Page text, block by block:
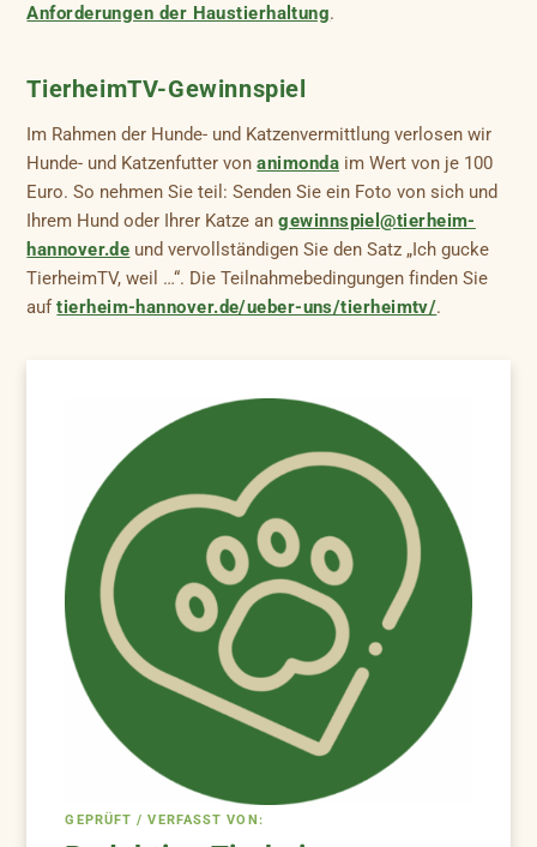
Anforderungen der Haustierhaltung.
TierheimTV-Gewinnspiel
Im Rahmen der Hunde- und Katzenvermittlung verlosen wir
Hunde- und Katzenfutter vonanimonda im Wert von je 100
Euro. So nehmen Sie teil: Senden Sie ein Foto von sich und
Ihrem Hund oder Ihrer Katze angewinnspiel@tierheim-
hannover.de und vervollständigen Sie den Satz „Ich gucke
TierheimTV, weil …“. Die Teilnahmebedingungen finden Sie
auftierheim-hannover.de/ueber-uns/tierheimtv/.
GEPRÜFT / VERFASST VON: